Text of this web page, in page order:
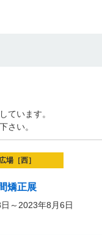
ています。
さい。
場［西］
矯正展
～2023年8月6日